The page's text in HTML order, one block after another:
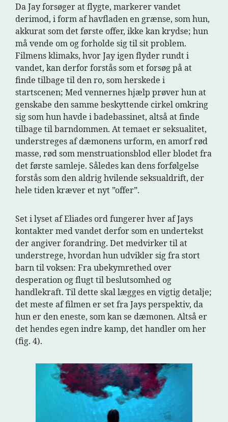
Da Jay forsøger at flygte, markerer vandet
derimod, i form af havfladen en grænse, som hun,
akkurat som det første offer, ikke kan krydse; hun
må vende om og forholde sig til sit problem.
Filmens klimaks, hvor Jay igen flyder rundt i
vandet, kan derfor forstås som et forsøg på at
finde tilbage til den ro, som herskede i
startscenen; Med vennernes hjælp prøver hun at
genskabe den samme beskyttende cirkel omkring
sig som hun havde i badebassinet, altså at finde
tilbage til barndommen. At temaet er seksualitet,
understreges af dæmonens urform, en amorf rød
masse, rød som menstruationsblod eller blodet fra
det første samleje. Således kan dens forfølgelse
forstås som den aldrig hvilende seksualdrift, der
hele tiden kræver et nyt ”offer”.
Set i lyset af Eliades ord fungerer hver af Jays
kontakter med vandet derfor som en undertekst
der angiver forandring. Det medvirker til at
understrege, hvordan hun udvikler sig fra stort
barn til voksen: Fra ubekymrethed over
desperation og flugt til beslutsomhed og
handlekraft. Til dette skal lægges en vigtig detalje;
det meste af filmen er set fra Jays perspektiv, da
hun er den eneste, som kan se dæmonen. Altså er
det hendes egen indre kamp, det handler om her
(fig. 4).